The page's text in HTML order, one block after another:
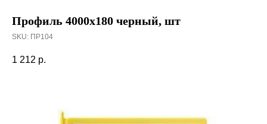
Профиль 4000х180 черный, шт
SKU: ПР104
1 212 р.